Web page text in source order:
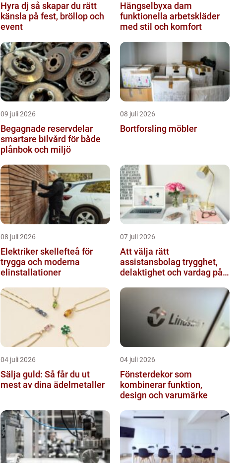
Hyra dj så skapar du rätt
känsla på fest, bröllop och
event
Hängselbyxa dam
funktionella arbetskläder
med stil och komfort
09 juli 2026
Begagnade reservdelar
smartare bilvård för både
plånbok och miljö
08 juli 2026
Bortforsling möbler
08 juli 2026
Elektriker skellefteå för
trygga och moderna
elinstallationer
07 juli 2026
Att välja rätt
assistansbolag trygghet,
delaktighet och vardag på
04 juli 2026
Sälja guld: Så får du ut
mest av dina ädelmetaller
04 juli 2026
Fönsterdekor som
kombinerar funktion,
design och varumärke